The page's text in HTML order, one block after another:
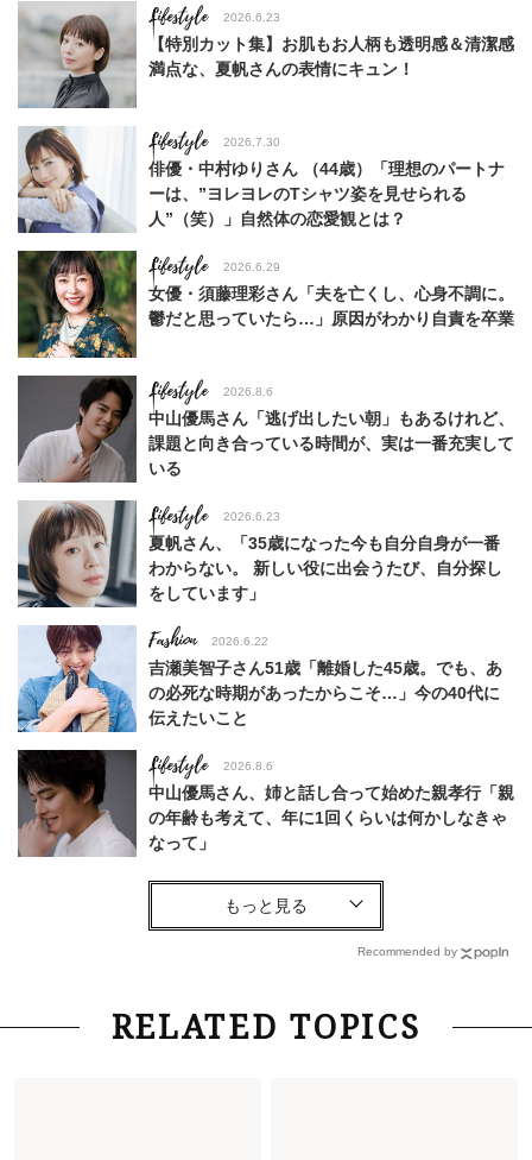
Lifestyle 2026.6.23
【特別カット集】お肌もお人柄も透明感＆清潔感
満点な、夏帆さんの表情にキュン！
Lifestyle 2026.7.30
俳優・中村ゆりさん （44歳）「理想のパートナ
ーは、”ヨレヨレのTシャツ姿を見せられる
人”（笑）」自然体の恋愛観とは？
Lifestyle 2026.6.29
女優・須藤理彩さん「夫を亡くし、心身不調に。
鬱だと思っていたら…」原因がわかり自責を卒業
Lifestyle 2026.8.6
中山優馬さん「逃げ出したい朝」もあるけれど、
課題と向き合っている時間が、実は一番充実して
いる
Lifestyle 2026.6.23
夏帆さん、「35歳になった今も自分自身が一番
わからない。 新しい役に出会うたび、自分探し
をしています」
Fashion 2026.6.22
吉瀬美智子さん51歳「離婚した45歳。でも、あ
の必死な時期があったからこそ…」今の40代に
伝えたいこと
Lifestyle 2026.8.6
中山優馬さん、姉と話し合って始めた親孝行「親
の年齢も考えて、年に1回くらいは何かしなきゃ
なって」
Lifestyle
「お若いですね」は褒め言葉？“若い＝美しい”と
Lifestyle 2026.8.6
26年夏の【開運アクション】は”ひと拭き”習
Recommended by
RELATED TOPICS